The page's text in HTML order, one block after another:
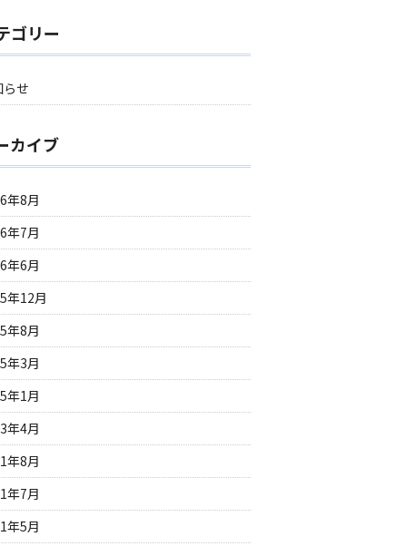
ゴリー
せ
カイブ
年8月
年7月
年6月
年12月
年8月
年3月
年1月
年4月
年8月
年7月
年5月